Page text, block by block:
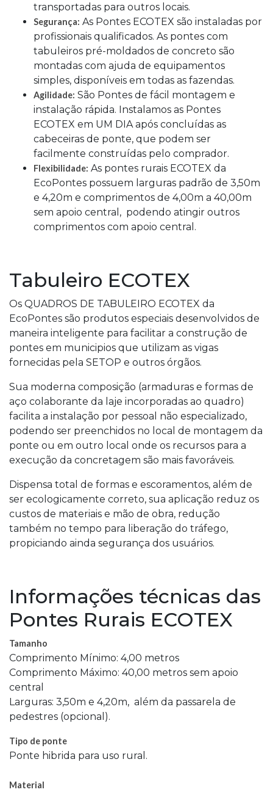
transportadas para outros locais.
Segurança: As Pontes ECOTEX são instaladas por
profissionais qualificados. As pontes com
tabuleiros pré-moldados de concreto são
montadas com ajuda de equipamentos
simples, disponíveis em todas as fazendas.
Agilidade: São Pontes de fácil montagem e
instalação rápida. Instalamos as Pontes
ECOTEX em UM DIA após concluídas as
cabeceiras de ponte, que podem ser
facilmente construídas pelo comprador.
Flexibilidade: As pontes rurais ECOTEX da
EcoPontes possuem larguras padrão de 3,50m
e 4,20m e comprimentos de 4,00m a 40,00m
sem apoio central, podendo atingir outros
comprimentos com apoio central.
Tabuleiro ECOTEX
Os QUADROS DE TABULEIRO ECOTEX da
EcoPontes são produtos especiais desenvolvidos de
maneira inteligente para facilitar a construção de
pontes em municipios que utilizam as vigas
fornecidas pela SETOP e outros órgãos.
Sua moderna composição (armaduras e formas de
aço colaborante da laje incorporadas ao quadro)
facilita a instalação por pessoal não especializado,
podendo ser preenchidos no local de montagem da
ponte ou em outro local onde os recursos para a
execução da concretagem são mais favoráveis.
Dispensa total de formas e escoramentos, além de
ser ecologicamente correto, sua aplicação reduz os
custos de materiais e mão de obra, redução
também no tempo para liberação do tráfego,
propiciando ainda segurança dos usuários.
Informações técnicas das
Pontes Rurais ECOTEX
Tamanho
Comprimento Mínimo: 4,00 metros
Comprimento Máximo: 40,00 metros sem apoio
central
Larguras: 3,50m e 4,20m, além da passarela de
pedestres (opcional).
Tipo de ponte
Ponte hibrida para uso rural.
Material